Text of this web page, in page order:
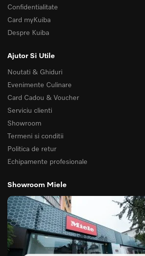
Confidentialitate
Card myKuiba
Despre Kuiba
Ajutor Si Utile
Noutati & Ghiduri
Evenimente Culinare
Card Cadou & Voucher
Serviciu clienti
Showroom
Termeni si conditii
Politica de retur
Echipamente profesionale
Showroom Miele